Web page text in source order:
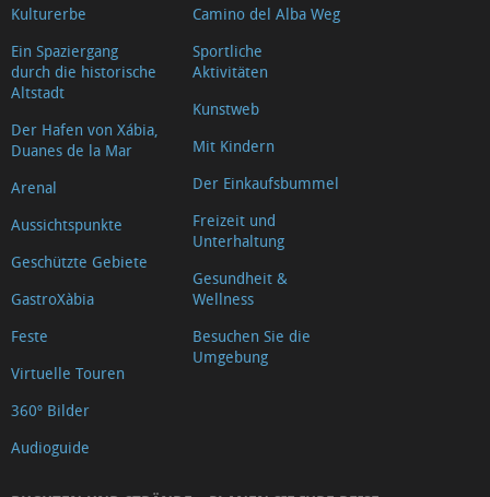
Kulturerbe
Ein Spaziergang
durch die historische
Altstadt
Der Hafen von Xábia,
Duanes de la Mar
Arenal
Aussichtspunkte
Geschützte Gebiete
GastroXàbia
Feste
Virtuelle Touren
360º Bilder
Audioguide
Camino del Alba Weg
Sportliche
Aktivitäten
Kunstweb
Mit Kindern
Der Einkaufsbummel
Freizeit und
Unterhaltung
Gesundheit &
Wellness
Besuchen Sie die
Umgebung